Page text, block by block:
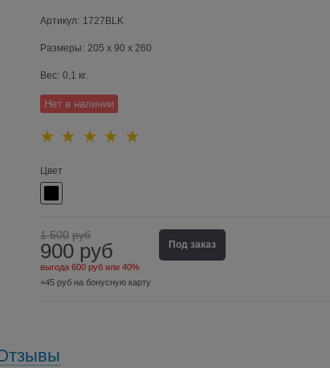
Артикул: 1727BLK
Размеры: 205 x 90 x 260
Вес: 0,1 кг.
Нет в наличии
Цвет
1 500 руб
900 руб
выгода 600 рубили 40%
+45 руб на бонусную карту
Под заказ